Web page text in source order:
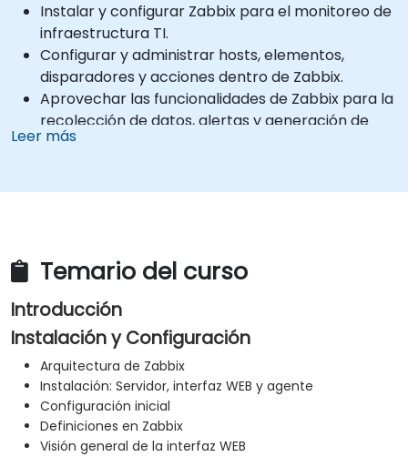
Instalar y configurar Zabbix para el monitoreo de
infraestructura TI.
Configurar y administrar hosts, elementos,
disparadores y acciones dentro de Zabbix.
Aprovechar las funcionalidades de Zabbix para la
recolección de datos, alertas y generación de
reportes.
Leer más
Temario del curso
Introducción
Instalación y Configuración
Arquitectura de Zabbix
Instalación: Servidor, interfaz WEB y agente
Configuración inicial
Definiciones en Zabbix
Visión general de la interfaz WEB